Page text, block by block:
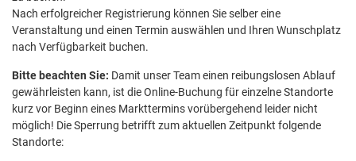
Nach erfolgreicher Registrierung können Sie selber eine
Veranstaltung und einen Termin auswählen und Ihren Wunschplatz
nach Verfügbarkeit buchen.
Bitte beachten Sie: Damit unser Team einen reibungslosen Ablauf
gewährleisten kann, ist die Online-Buchung für einzelne Standorte
kurz vor Beginn eines Markttermins vorübergehend leider nicht
möglich! Die Sperrung betrifft zum aktuellen Zeitpunkt folgende
Standorte: